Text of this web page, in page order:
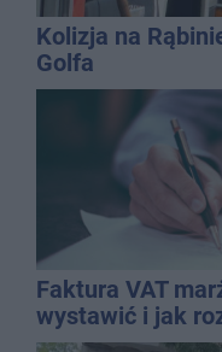
Kolizja na
Golfa
Faktura VAT
wystawić i jak